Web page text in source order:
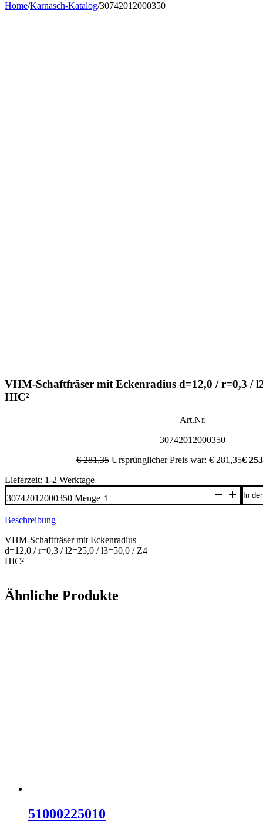
Home/Karnasch-Katalog/30742012000350
VHM-Schaftfräser mit Eckenradius d=12,0 / r=0,3 /
HIC²
Art.Nr.
30742012000350
€281,35 Ursprünglicher Preis war: € 281,35€
Lieferzeit: 1-2 Werktage
30742012000350 Menge
In
Beschreibung
VHM-Schaftfräser mit Eckenradius
d=12,0 / r=0,3 / l2=25,0 / l3=50,0 / Z4
HIC²
Ähnliche Produkte
51000225010